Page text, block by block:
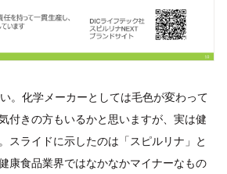
。化学メーカーとしては毛色が変わって
付きの方もいるかと思いますが、実は健
スライドに示したのは「スピルリナ」と
康食品業界ではなかなかマイナーなもの